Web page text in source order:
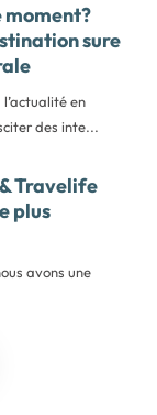
moment?
sure
en
des inte...
Travelife
plus
avons une